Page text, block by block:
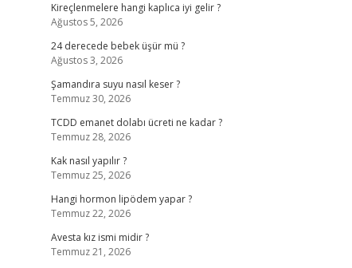
Kireçlenmelere hangi kaplıca iyi gelir ?
Ağustos 5, 2026
24 derecede bebek üşür mü ?
Ağustos 3, 2026
Şamandıra suyu nasıl keser ?
Temmuz 30, 2026
TCDD emanet dolabı ücreti ne kadar ?
Temmuz 28, 2026
Kak nasıl yapılır ?
Temmuz 25, 2026
Hangi hormon lipödem yapar ?
Temmuz 22, 2026
Avesta kız ismi midir ?
Temmuz 21, 2026